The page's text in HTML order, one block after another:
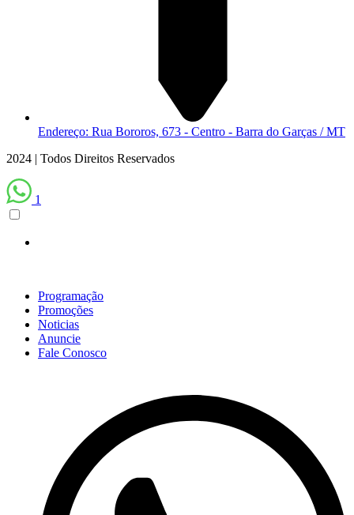
Endereço: Rua Bororos, 673 - Centro - Barra do Garças / MT
2024 | Todos Direitos Reservados
1
Programação
Promoções
Noticias
Anuncie
Fale Conosco